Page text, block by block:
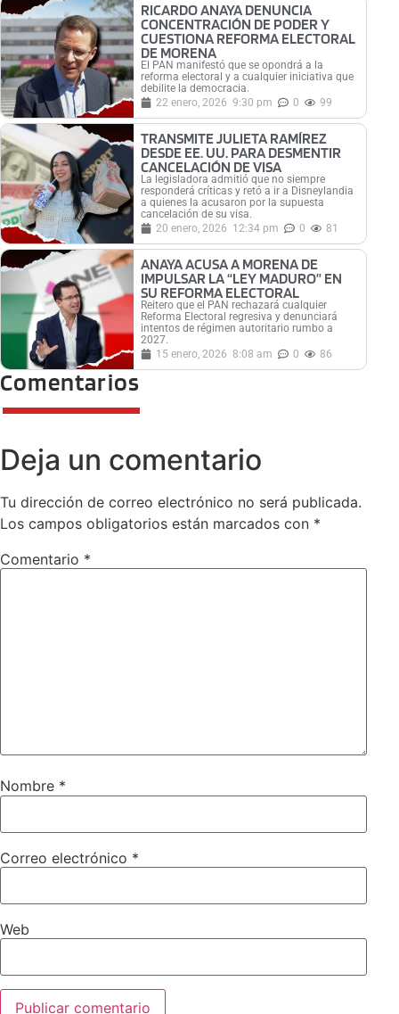
RICARDO ANAYA DENUNCIA
CONCENTRACIÓN DE PODER Y
CUESTIONA REFORMA ELECTORAL
DE MORENA
El PAN manifestó que se opondrá a la
reforma electoral y a cualquier iniciativa que
debilite la democracia.
22 enero, 2026 9:30 pm 0 99
TRANSMITE JULIETA RAMÍREZ
DESDE EE. UU. PARA DESMENTIR
CANCELACIÓN DE VISA
La legisladora admitió que no siempre
responderá críticas y retó a ir a Disneylandia
a quienes la acusaron por la supuesta
cancelación de su visa.
20 enero, 2026 12:34 pm 0 81
ANAYA ACUSA A MORENA DE
IMPULSAR LA “LEY MADURO” EN
SU REFORMA ELECTORAL
Reitero que el PAN rechazará cualquier
Reforma Electoral regresiva y denunciará
intentos de régimen autoritario rumbo a
2027.
15 enero, 2026 8:08 am 0 86
Comentarios
Deja un comentario
Tu dirección de correo electrónico no será publicada.
Los campos obligatorios están marcados con *
Comentario *
Nombre *
Correo electrónico *
Web